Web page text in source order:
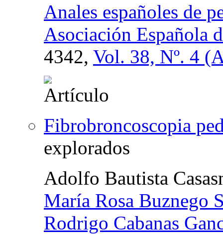
Anales españoles de
Asociación Española
4342, Vol. 38, Nº. 4
Fibrobroncoscopia
explorados
Adolfo Bautista
María Rosa Buznego
Rodrigo Cabanas